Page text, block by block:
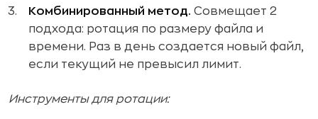
Комбинированный метод. Совмещает 2
подхода: ротация по размеру файла и
времени. Раз в день создается новый файл,
если текущий не превысил лимит.
Инструменты для ротации: